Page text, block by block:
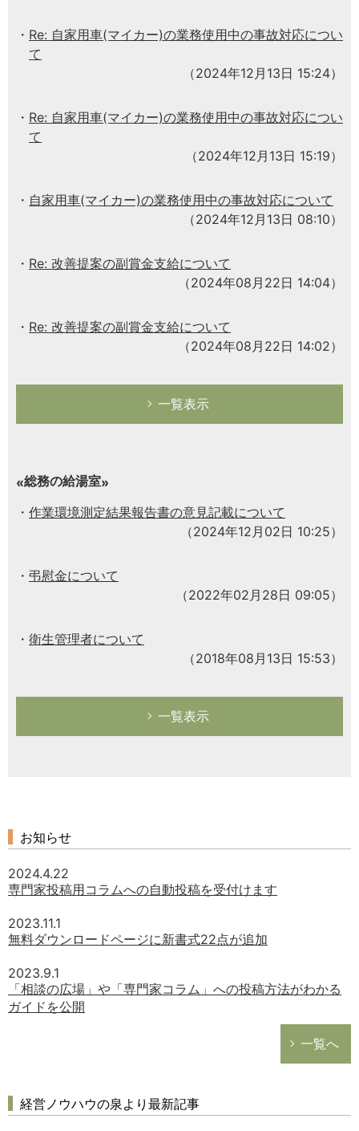
Re: 自家用車(マイカー)の業務使用中の事故対応につい
て
（2024年12月13日 15:24）
Re: 自家用車(マイカー)の業務使用中の事故対応につい
て
（2024年12月13日 15:19）
自家用車(マイカー)の業務使用中の事故対応について
（2024年12月13日 08:10）
Re: 改善提案の副賞金支給について
（2024年08月22日 14:04）
Re: 改善提案の副賞金支給について
（2024年08月22日 14:02）
一覧表示
総務の給湯室
作業環境測定結果報告書の意見記載について
（2024年12月02日 10:25）
弔慰金について
（2022年02月28日 09:05）
衛生管理者について
（2018年08月13日 15:53）
一覧表示
お知らせ
2024.4.22
専門家投稿用コラムへの自動投稿を受付けます
2023.11.1
無料ダウンロードページに新書式22点が追加
2023.9.1
「相談の広場」や「専門家コラム」への投稿方法がわかる
ガイドを公開
一覧へ
経営ノウハウの泉より最新記事